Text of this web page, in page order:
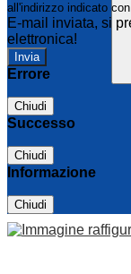
all'indirizzo indicato
E-mail inviata, si
elettronica!
Errore
Chiudi
Successo
Chiudi
Informazione
Chiudi